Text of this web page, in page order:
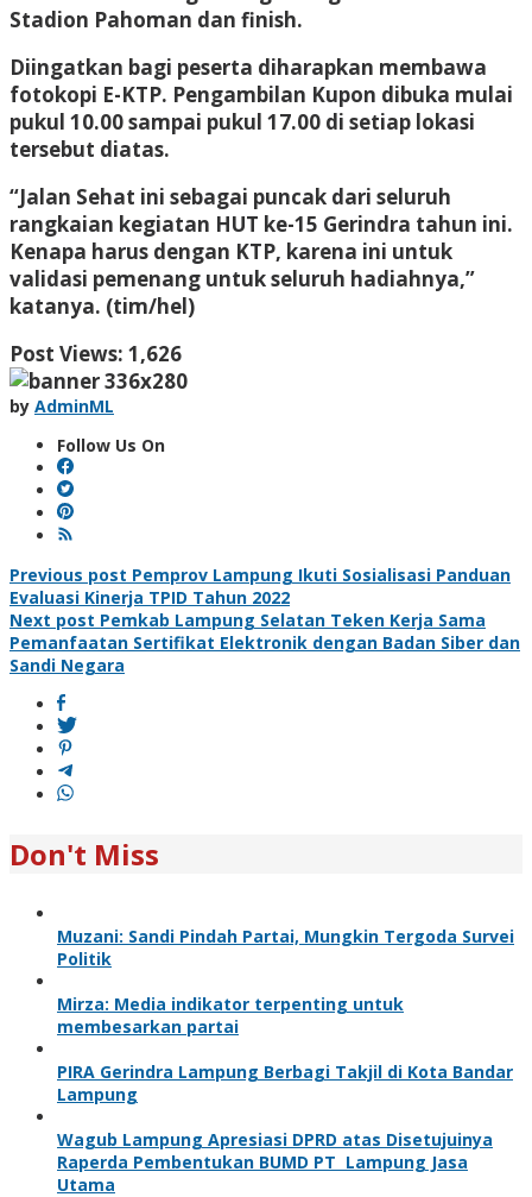
Stadion Pahoman dan finish.
Diingatkan bagi peserta diharapkan membawa
fotokopi E-KTP. Pengambilan Kupon dibuka mulai
pukul 10.00 sampai pukul 17.00 di setiap lokasi
tersebut diatas.
“Jalan Sehat ini sebagai puncak dari seluruh
rangkaian kegiatan HUT ke-15 Gerindra tahun ini.
Kenapa harus dengan KTP, karena ini untuk
validasi pemenang untuk seluruh hadiahnya,”
katanya. (tim/hel)
Post Views: 1,626
by AdminML
Follow Us On
Post
navigation
Previous post Pemprov Lampung Ikuti Sosialisasi Panduan
Evaluasi Kinerja TPID Tahun 2022
Next post Pemkab Lampung Selatan Teken Kerja Sama
Pemanfaatan Sertifikat Elektronik dengan Badan Siber dan
Sandi Negara
Don't Miss
Muzani: Sandi Pindah Partai, Mungkin Tergoda Survei
Politik
Mirza: Media indikator terpenting untuk
membesarkan partai
PIRA Gerindra Lampung Berbagi Takjil di Kota Bandar
Lampung
Wagub Lampung Apresiasi DPRD atas Disetujuinya
Raperda Pembentukan BUMD PT Lampung Jasa
Utama